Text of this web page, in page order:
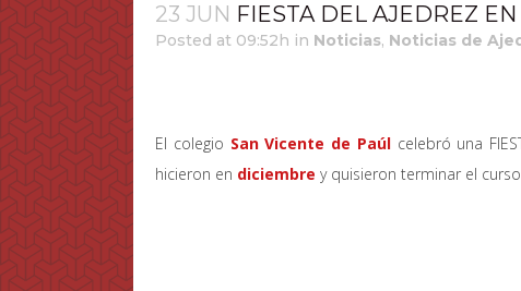
23 JUN FIESTA DEL AJEDREZ
Posted at 09:52h in Noticias, Noticias de
El colegio San Vicente de Paúlcelebró una
hicieron en diciembre y quisieron terminar el